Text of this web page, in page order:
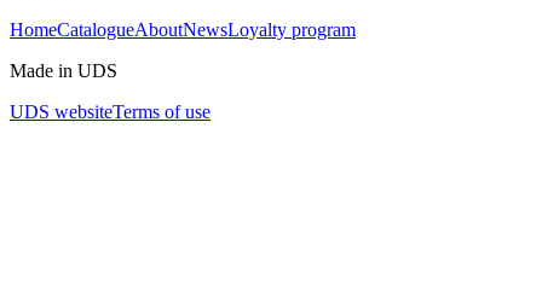
HomeCatalogueAboutNewsLoyalty program
Made in UDS
UDS websiteTerms of use